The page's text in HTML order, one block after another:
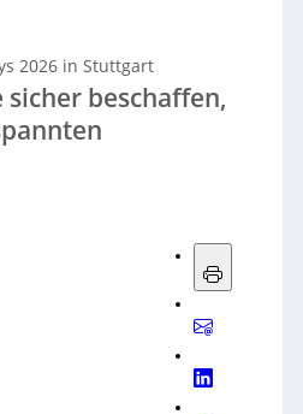
2026 in Stuttgart
beschaffen,